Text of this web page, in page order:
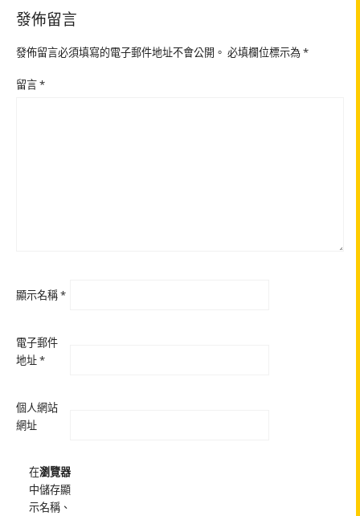
發佈留言
發佈留言必須填寫的電子郵件地址不會公開。 必填欄位標示為*
留言*
顯示名稱*
電子郵件
地址*
個人網站
網址
在瀏覽器
中儲存顯
示名稱、